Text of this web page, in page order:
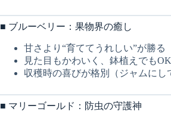
■ ブルーベリー：果物界の癒し
甘さより“育ててうれしい”が勝る
見た目もかわいく、鉢植えでもOK
収穫時の喜びが格別（ジャムにし
■ マリーゴールド：防虫の守護神